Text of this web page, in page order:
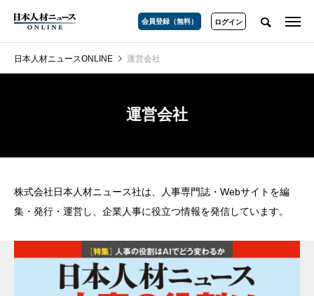
会員登録（無料） ログイン
日本人材ニュースONLINE 運営会社
運営会社
株式会社日本人材ニュース社は、人事専門誌・Webサイトを編
集・発行・運営し、企業人事に役立つ情報を発信しています。